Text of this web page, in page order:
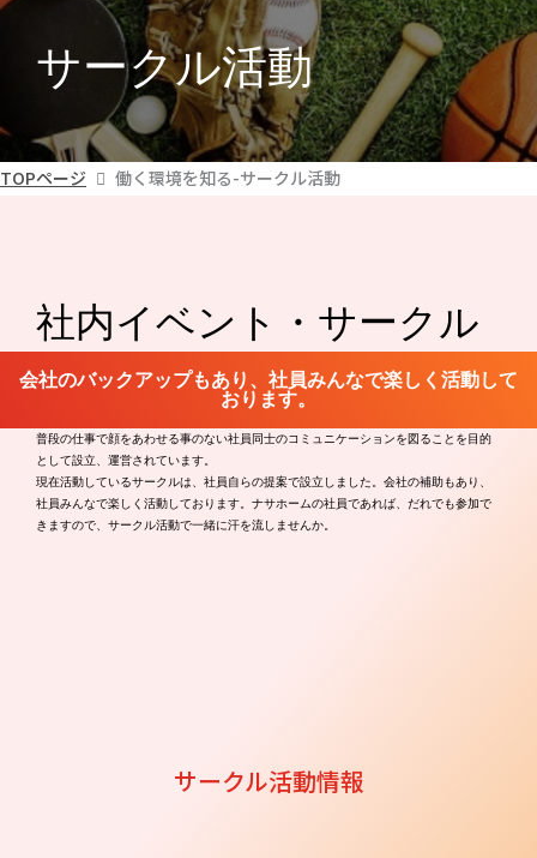
サークル活動
TOPページ 働く環境を知る-サークル活動
社内イベント・サークル
会社のバックアップもあり、社員みんなで楽しく活動して
おります。
普段の仕事で顔をあわせる事のない社員同士のコミュニケーションを図ることを目的
として設立、運営されています。
現在活動しているサークルは、社員自らの提案で設立しました。会社の補助もあり、
社員みんなで楽しく活動しております。ナサホームの社員であれば、だれでも参加で
きますので、サークル活動で一緒に汗を流しませんか。
サークル活動情報